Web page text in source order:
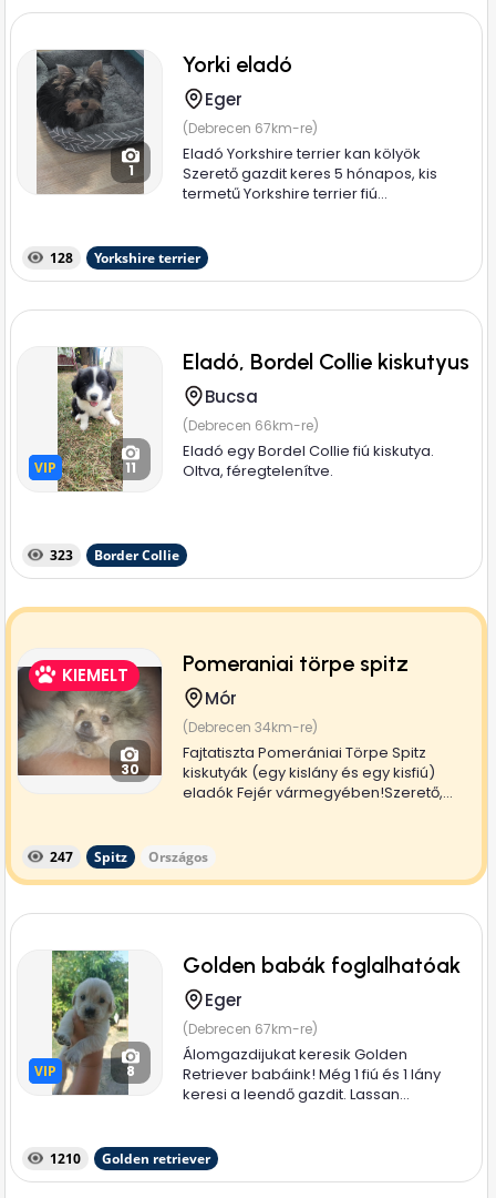
1
Yorki eladó
Eger
(Debrecen 67km-re)
Eladó Yorkshire terrier kan kölyök
Szerető gazdit keres 5 hónapos, kis
termetű Yorkshire terrier fiú...
128 Yorkshire terrier
VIP
VIP 11
Eladó, Bordel Collie kiskutyus
Bucsa
(Debrecen 66km-re)
Eladó egy Bordel Collie fiú kiskutya.
Oltva, féregtelenítve.
323 Border Collie
KIEMELT
30
Pomeraniai törpe spitz
Mór
(Debrecen 34km-re)
Fajtatiszta Pomerániai Törpe Spitz
kiskutyák (egy kislány és egy kisfiú)
eladók Fejér vármegyében!Szerető,...
247 Spitz Országos
VIP
VIP 8
Golden babák foglalhatóak
Eger
(Debrecen 67km-re)
Álomgazdijukat keresik Golden
Retriever babáink! Még 1 fiú és 1 lány
keresi a leendő gazdit. Lassan...
1210 Golden retriever